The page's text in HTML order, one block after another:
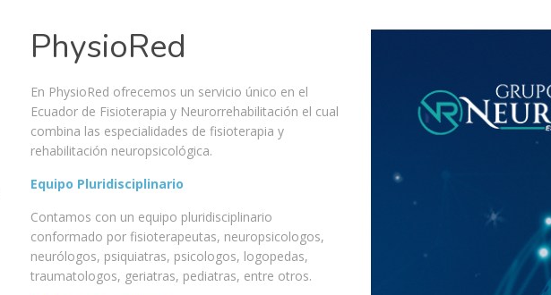
PhysioRed
En PhysioRed ofrecemos un servicio único en el
Ecuador de Fisioterapia y Neurorrehabilitación el cual
combina las especialidades de fisioterapia y
rehabilitación neuropsicológica.
Equipo Pluridisciplinario
Contamos con un equipo pluridisciplinario
conformado por fisioterapeutas, neuropsicologos,
neurólogos, psiquiatras, psicologos, logopedas,
traumatologos, geriatras, pediatras, entre otros.